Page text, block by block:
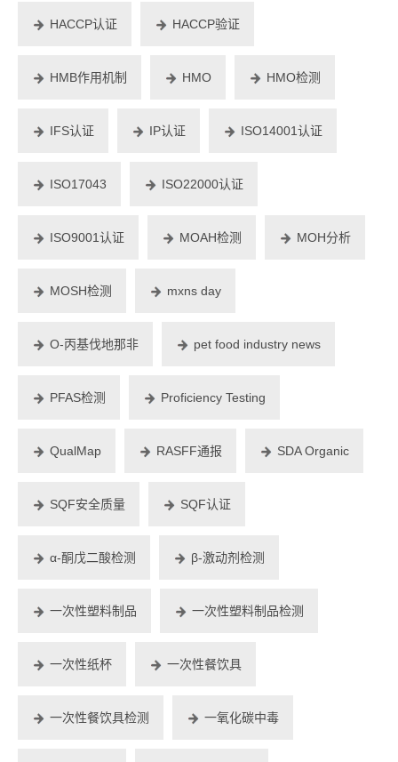
HACCP认证 HACCP验证
HMB作用机制 HMO HMO检测
IFS认证 IP认证 ISO14001认证
ISO17043 ISO22000认证
ISO9001认证 MOAH检测 MOH分析
MOSH检测 mxns day
O-丙基伐地那非 pet food industry news
PFAS检测 Proficiency Testing
QualMap RASFF通报 SDA Organic
SQF安全质量 SQF认证
α-酮戊二酸检测 β-激动剂检测
一次性塑料制品 一次性塑料制品检测
一次性纸杯 一次性餐饮具
一次性餐饮具检测 一氧化碳中毒